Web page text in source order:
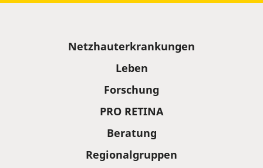
Netzhauterkrankungen
Leben
Forschung
PRO RETINA
Beratung
Regionalgruppen